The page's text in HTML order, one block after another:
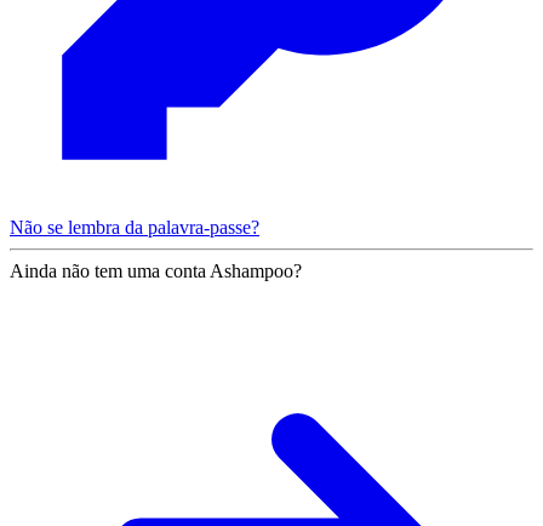
Não se lembra da palavra-passe?
Ainda não tem uma conta Ashampoo?